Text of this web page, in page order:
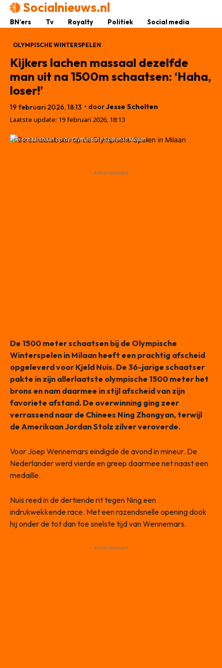
Socialnieuws.nl
BN’ers Tv Royalty Politiek Social media
OLYMPISCHE WINTERSPELEN
Kijkers lachen massaal dezelfde
man uit na 1500m schaatsen: ‘Haha,
loser!’
19 februari 2026, 18:13 • doorJesse Scholten
Laatste update: 19 februari 2026, 18:13
De schaatsbaan op de Olympische Spelen in Milaan
- Advertisement -
De 1500 meter schaatsen bij de Olympische
Winterspelen in Milaan heeft een prachtig afscheid
opgeleverd voor Kjeld Nuis. De 36-jarige schaatser
pakte in zijn allerlaatste olympische 1500 meter het
brons en nam daarmee in stijl afscheid van zijn
favoriete afstand. De overwinning ging zeer
verrassend naar de Chinees Ning Zhongyan, terwijl
de Amerikaan Jordan Stolz zilver veroverde.
Voor Joep Wennemars eindigde de avond in mineur. De
Nederlander werd vierde en greep daarmee net naast een
medaille.
Nuis reed in de dertiende rit tegen Ning een
indrukwekkende race. Met een razendsnelle opening dook
hij onder de tot dan toe snelste tijd van Wennemars.
- Advertisement -